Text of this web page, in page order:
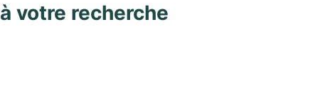
votre recherche